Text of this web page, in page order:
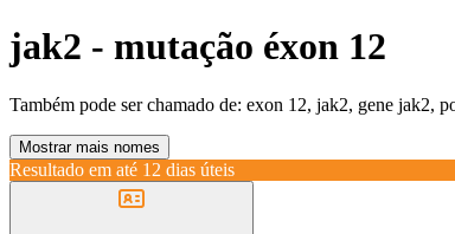
jak2 - mutação éxon 12
Também pode ser chamado de: exon 12, jak2, gene jak2,
Mostrar mais nomes
Resultado em até 12 dias úteis